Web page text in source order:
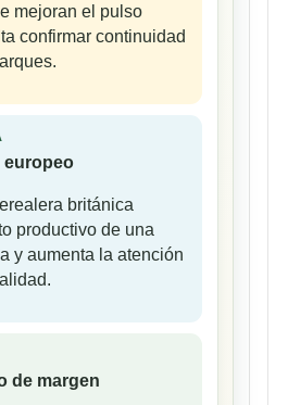
mejoran el pulso
confirmar continuidad
europeo
británica
productivo de una
y aumenta la atención
de margen